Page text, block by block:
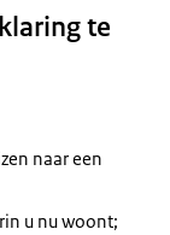
te
naar een
u nu woont;